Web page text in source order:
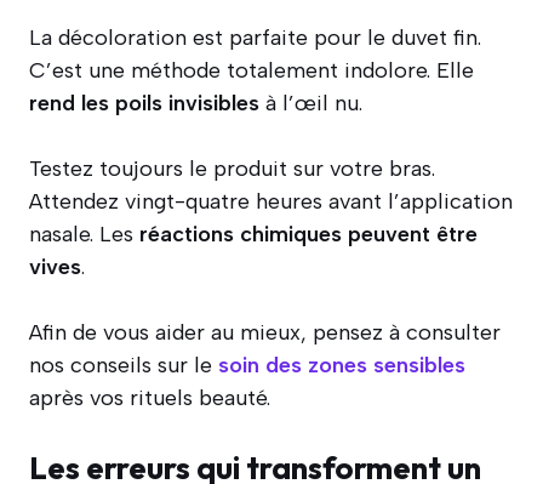
La décoloration est parfaite pour le duvet fin.
C’est une méthode totalement indolore. Elle
rend les poils invisibles à l’œil nu.
Testez toujours le produit sur votre bras.
Attendez vingt-quatre heures avant l’application
nasale. Les réactions chimiques peuvent être
vives.
Afin de vous aider au mieux, pensez à consulter
nos conseils sur le soin des zones sensibles
après vos rituels beauté.
Les erreurs qui transforment un